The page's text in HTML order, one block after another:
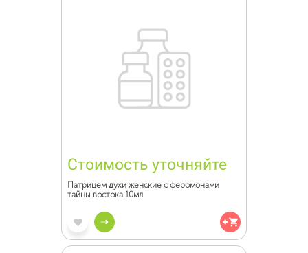
Стоимость уточняйте
Патрицем духи женские с феромонами
тайны востока 10мл